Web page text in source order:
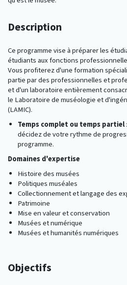
Description
Ce programme vise à préparer les
étudiants aux fonctions
Vous profiterez d'une formation
partie par des professionnelles et
et d'un laboratoire entièrement
le Laboratoire de muséologie et
(LAMIC).
Temps complet ou temps partiel
décidez de votre rythme de
programme.
Domaines d'expertise
Histoire des musées
Politiques muséales
Collectionnement et langage des
Patrimoine
Mise en valeur et conservation
Musées et numérique
Musées et humanités numériques
Objectifs